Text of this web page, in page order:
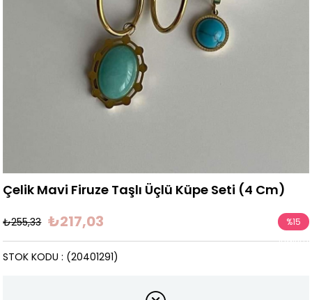
Çelik Mavi Firuze Taşlı Üçlü Küpe Seti (4 Cm)
₺255,33 ₺217,03 %15
İndirim
(20401291)
STOK KODU